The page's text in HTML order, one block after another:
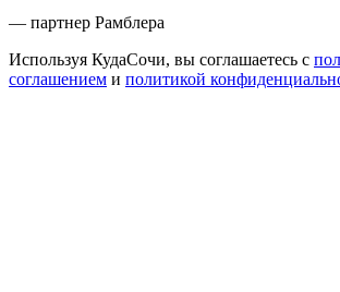
— партнер Рамблера
Используя КудаСочи, вы соглашаетесь с
соглашением и политикой